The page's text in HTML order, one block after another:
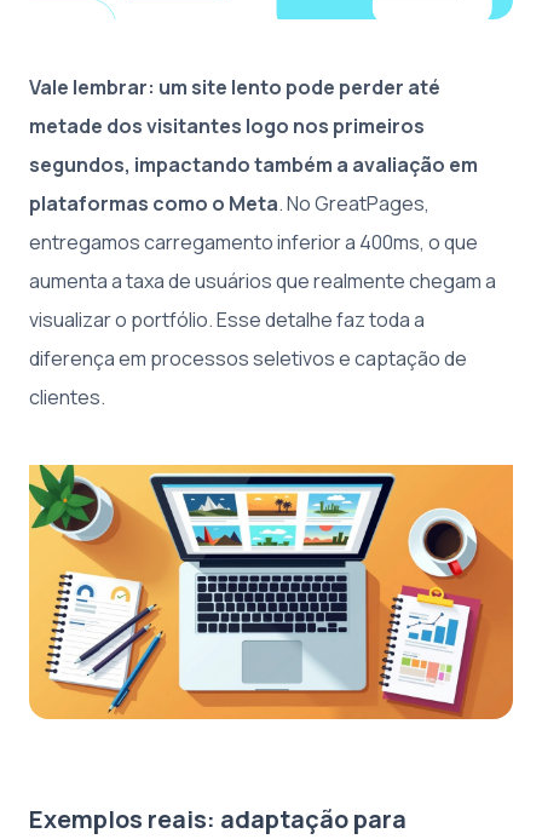
Vale lembrar: um site lento pode perder até
metade dos visitantes logo nos primeiros
segundos, impactando também a avaliação em
plataformas como o Meta. No GreatPages,
entregamos carregamento inferior a 400ms, o que
aumenta a taxa de usuários que realmente chegam a
visualizar o portfólio. Esse detalhe faz toda a
diferença em processos seletivos e captação de
clientes.
Exemplos reais: adaptação para